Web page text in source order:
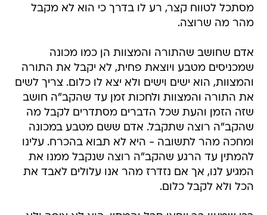
מסתכל לטווח קצר, רע לו בדרך כי הוא לא מקבל
מהר מה שרוצה.
אדם שחושב שהתורה והמצוות הן כמו מכונה
שמכניסים מטבע ויוצאת פחית, לא יקבל את התורה
והמצוות, הוא ישים וישים ולא יצא לו כלום. צריך לשים
את התורה והמצוות ולחכות זמן עד שהקב"ה חושב
שזה הזמן והעת שכל הדברים מסתדרים לקבל מה
שהקב"ה רוצה שתקבל. אדם ששם מטבע במכונה
ומחכה מהר לתשובה - היא לא תבוא בהכרח. עלינו
להמתין עד הרגע שהקב"ה רוצה שנקבל ממנו את
המגיע לנו, אך אם נזדרז מהר אנו עלולים לאבד את
הכל ולא לקבל כלום.